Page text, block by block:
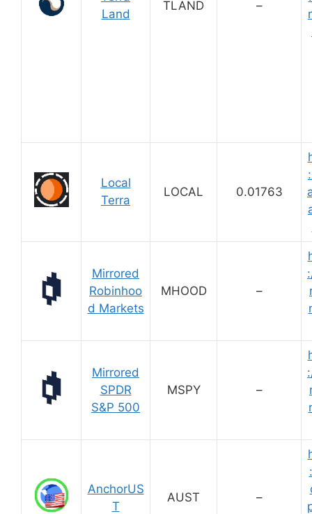
Land
TLAND –
Local
Terra
LOCAL 0.01763
Mirrored
Robinhoo
d Markets
MHOOD –
Mirrored
SPDR
S&P 500
MSPY –
AnchorUS
T
AUST –